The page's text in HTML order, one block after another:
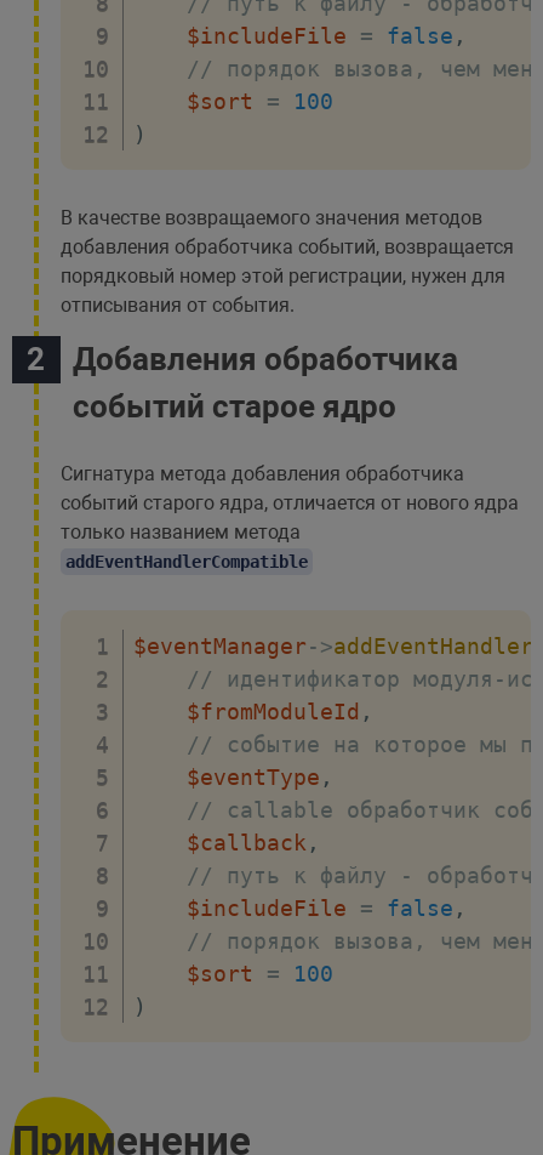
$includeFile
= false ,
// порядок вызова, чем
$sort
=
100
)
В качестве возвращаемого значения методов
добавления обработчика событий, возвращается
порядковый номер этой регистрации, нужен для
отписывания от события.
Добавления обработчика
событий старое ядро
Сигнатура метода добавления обработчика
событий старого ядра, отличается от нового ядра
только названием метода
addEventHandlerCompatible
$eventManager->
// идентификатор модуля-
$fromModuleId ,
// событие на которое мы
$eventType ,
// callable обработчик
$callback ,
// путь к файлу -
$includeFile
= false ,
// порядок вызова, чем
$sort
=
100
)
Применение